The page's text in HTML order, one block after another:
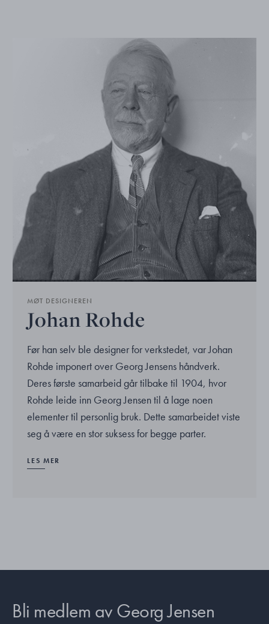
MØT DESIGNEREN
Johan Rohde
Før han selv ble designer for verkstedet, var Johan
Rohde imponert over Georg Jensens håndverk.
Deres første samarbeid går tilbake til 1904, hvor
Rohde leide inn Georg Jensen til å lage noen
elementer til personlig bruk. Dette samarbeidet viste
seg å være en stor suksess for begge parter.
LES MER
Bli medlem av Georg Jensen